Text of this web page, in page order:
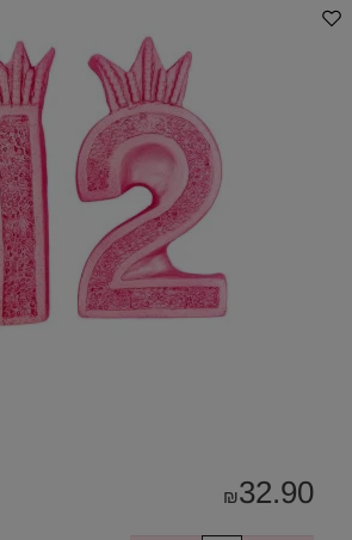
₪32.90